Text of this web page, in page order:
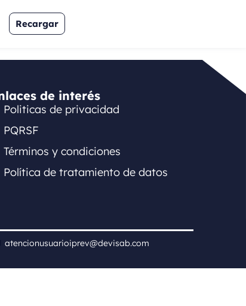
Recargar
de interés
Politicas de privacidad
PQRSF
Términos y condiciones
Política de tratamiento de datos
atencionusuarioiprev@devisab.com